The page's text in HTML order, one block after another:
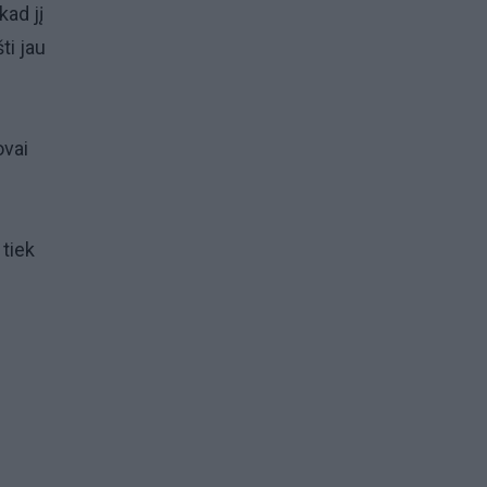
jį
jau
tiek